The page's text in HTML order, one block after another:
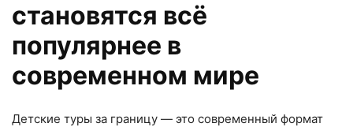
становятся всё
популярнее в
современном мире
Детские туры за границу — это современный формат